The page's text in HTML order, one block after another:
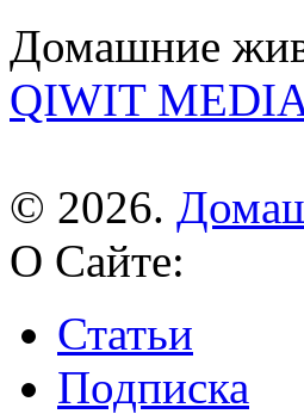
Домашние
QIWIT
© 2026.
О Сайте:
Статьи
Подписка